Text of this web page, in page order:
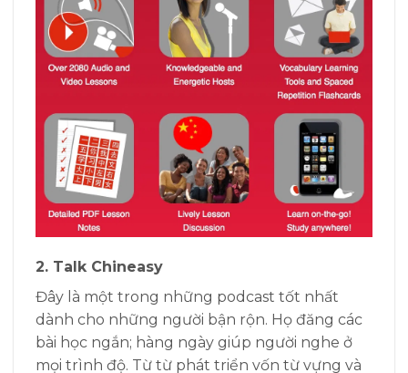
2. Talk Chineasy
Đây là một trong những podcast tốt nhất
dành cho những người bận rộn. Họ đăng các
bài học ngắn; hàng ngày giúp người nghe ở
mọi trình độ. Từ từ phát triển vốn từ vựng và